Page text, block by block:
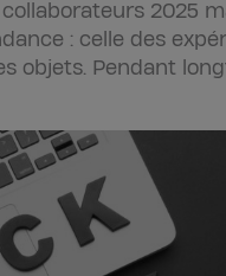
collaborateurs 2025
: celle des
objets. Pendant